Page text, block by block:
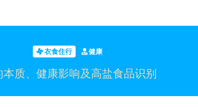
衣食住行 健康
本质、健康影响及高盐食品识别